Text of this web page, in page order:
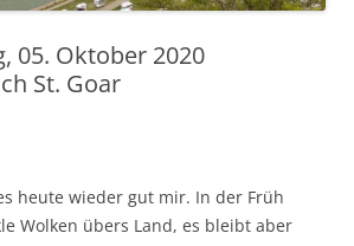
05. Oktober 2020
St. Goar
heute wieder gut mir. In der Früh
Wolken übers Land, es bleibt aber